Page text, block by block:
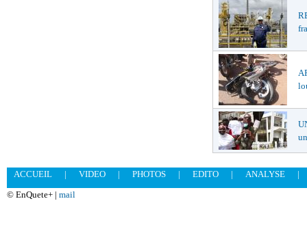
ACCUEIL | VIDEO | PHOTOS | EDITO | ANALYSE
|
© EnQuete+ | mail